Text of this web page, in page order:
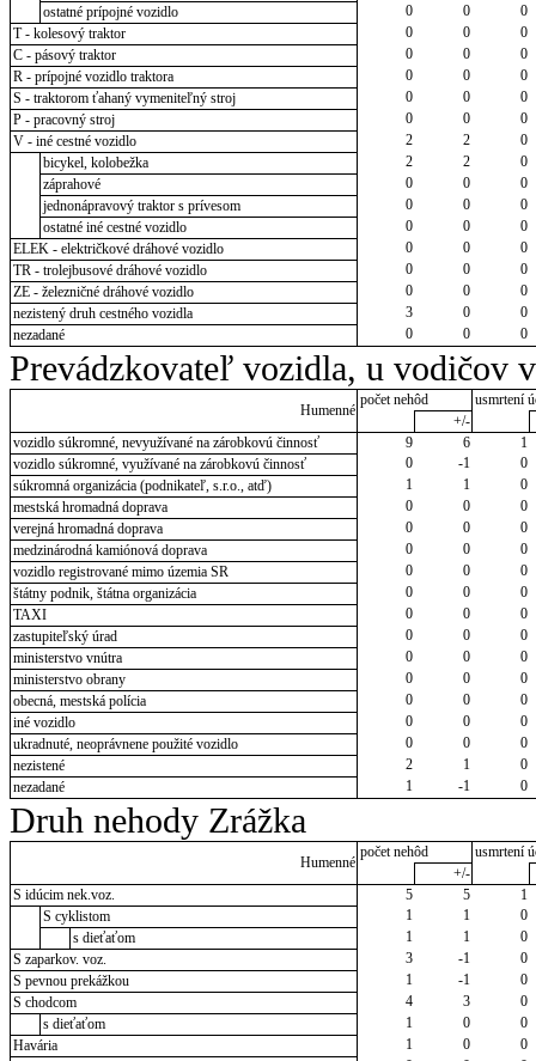
ostatné prípojné vozidlo
0 0
0
T - kolesový traktor
0 0
0
C - pásový traktor
0 0
0
R - prípojné vozidlo traktora
0 0
0
S - traktorom ťahaný vymeniteľný stroj
0 0
0
P - pracovný stroj
0 0
0
V - iné cestné vozidlo
2 2
0
bicykel, kolobežka
2 2
0
záprahové
0 0
0
jednonápravový traktor s prívesom
0 0
0
ostatné iné cestné vozidlo
0 0
0
ELEK - električkové dráhové vozidlo
0 0
0
TR - trolejbusové dráhové vozidlo
0 0
0
ZE - železničné dráhové vozidlo
0 0
0
nezistený druh cestného vozidla
3 0
0
nezadané
0 0 0
Prevádzkovateľ vozidla, u vodičov
Humenné
počet nehôd
usmrtení
+/-
vozidlo súkromné, nevyužívané na zárobkovú činnosť
9 6
1
vozidlo súkromné, využívané na zárobkovú činnosť
0 -1
0
súkromná organizácia (podnikateľ, s.r.o., atď)
1 1
0
mestská hromadná doprava
0 0
0
verejná hromadná doprava
0 0
0
medzinárodná kamiónová doprava
0 0
0
vozidlo registrované mimo územia SR
0 0
0
štátny podnik, štátna organizácia
0 0
0
TAXI
0 0
0
zastupiteľský úrad
0 0
0
ministerstvo vnútra
0 0
0
ministerstvo obrany
0 0
0
obecná, mestská polícia
0 0
0
iné vozidlo
0 0
0
ukradnuté, neoprávnene použité vozidlo
0 0
0
nezistené
2 1
0
nezadané
1 -1 0
Druh nehody Zrážka
Humenné
počet nehôd
usmrtení
+/-
S idúcim nek.voz.
5 5
1
S cyklistom
1 1
0
s dieťaťom
1 1
0
S zaparkov. voz.
3 -1
0
S pevnou prekážkou
1 -1
0
S chodcom
4 3
0
s dieťaťom
1 0
0
Havária
1 0
0